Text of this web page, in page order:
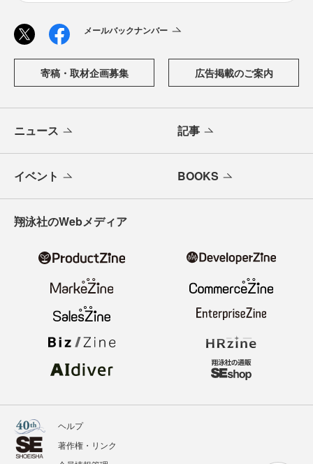
メールバックナンバー
寄稿・取材企画募集 広告掲載のご案内
ニュース 記事
イベント BOOKS
翔泳社のWebメディア
ヘルプ
著作権・リンク